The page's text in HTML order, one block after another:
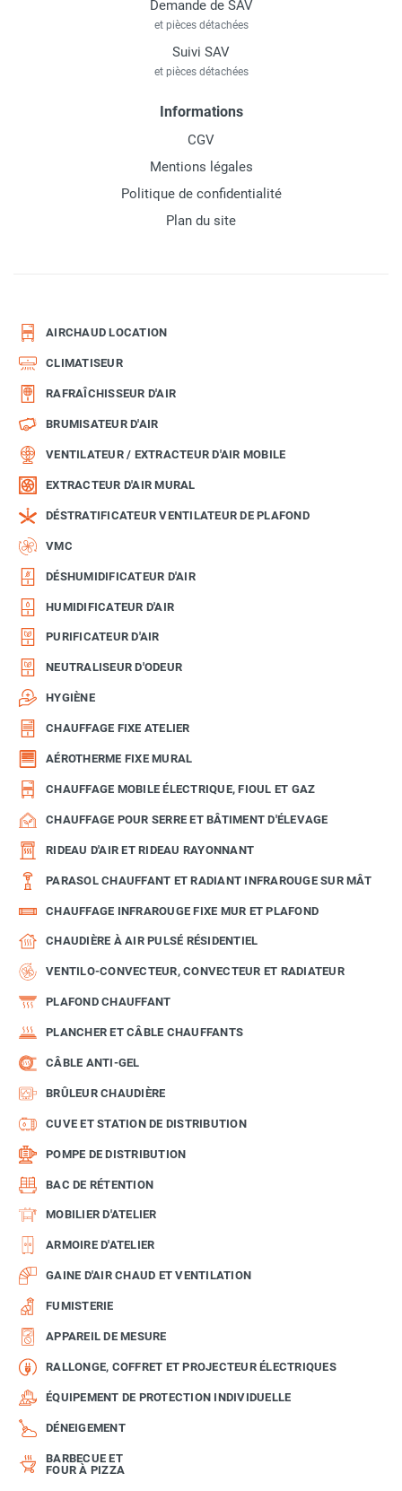
Demande de SAV
et pièces détachées
Suivi SAV
et pièces détachées
Informations
CGV
Mentions légales
Politique de confidentialité
Plan du site
AIRCHAUD LOCATION
CLIMATISEUR
RAFRAÎCHISSEUR D'AIR
BRUMISATEUR D'AIR
VENTILATEUR / EXTRACTEUR D'AIR MOBILE
EXTRACTEUR D'AIR MURAL
DÉSTRATIFICATEUR VENTILATEUR DE PLAFOND
VMC
DÉSHUMIDIFICATEUR D'AIR
HUMIDIFICATEUR D'AIR
PURIFICATEUR D'AIR
NEUTRALISEUR D'ODEUR
HYGIÈNE
CHAUFFAGE FIXE ATELIER
AÉROTHERME FIXE MURAL
CHAUFFAGE MOBILE ÉLECTRIQUE, FIOUL ET GAZ
CHAUFFAGE POUR SERRE ET BÂTIMENT D'ÉLEVAGE
RIDEAU D'AIR ET RIDEAU RAYONNANT
PARASOL CHAUFFANT ET RADIANT INFRAROUGE SUR MÂT
CHAUFFAGE INFRAROUGE FIXE MUR ET PLAFOND
CHAUDIÈRE À AIR PULSÉ RÉSIDENTIEL
VENTILO-CONVECTEUR, CONVECTEUR ET RADIATEUR
PLAFOND CHAUFFANT
PLANCHER ET CÂBLE CHAUFFANTS
CÂBLE ANTI-GEL
BRÛLEUR CHAUDIÈRE
CUVE ET STATION DE DISTRIBUTION
POMPE DE DISTRIBUTION
BAC DE RÉTENTION
MOBILIER D'ATELIER
ARMOIRE D'ATELIER
GAINE D'AIR CHAUD ET VENTILATION
FUMISTERIE
APPAREIL DE MESURE
RALLONGE, COFFRET ET PROJECTEUR ÉLECTRIQUES
ÉQUIPEMENT DE PROTECTION INDIVIDUELLE
DÉNEIGEMENT
BARBECUE ET
FOUR À PIZZA